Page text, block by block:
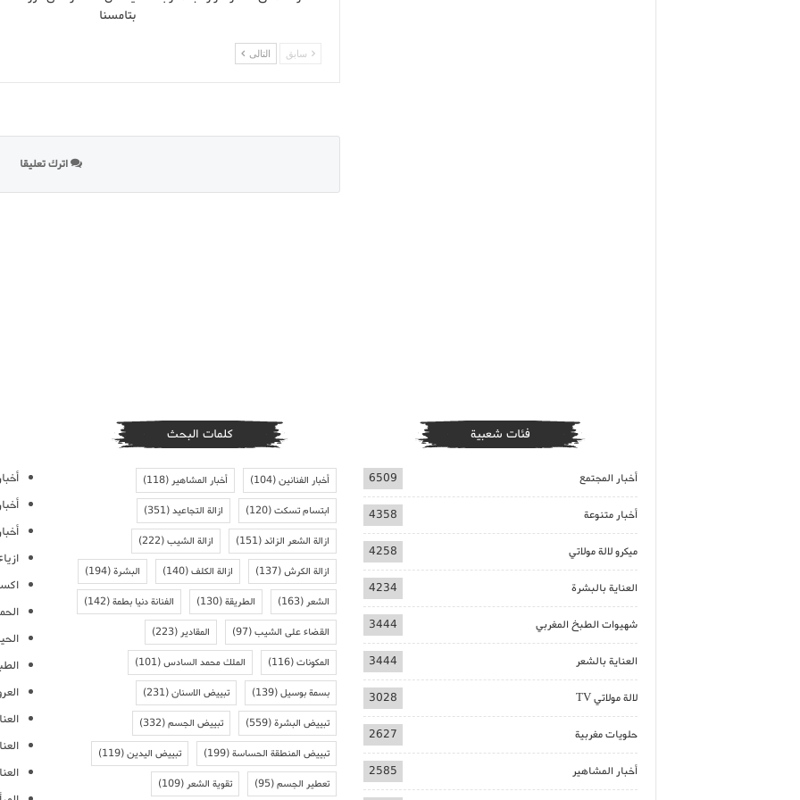
بتامسنا
سابق التالى
اترك تعليقا
فئات شعبية
أخبار المجتمع 6509
أخبار متنوعة 4358
ميكرو لالة مولاتي 4258
العناية بالبشرة 4234
شهيوات الطبخ المغربي 3444
العناية بالشعر 3444
لالة مولاتي TV 3028
حلويات مغربية 2627
أخبار المشاهير 2585
كلمات البحث
أخبار الفنانين(104) أخبار المشاهير(118)
ابتسام تسكت(120) ازالة التجاعيد(351)
ازالة الشعر الزائد(151) ازالة الشيب(222)
ازالة الكرش(137) ازالة الكلف(140) البشرة(194)
الشعر(163) الطريقة(130) الفنانة دنيا بطمة(142)
القضاء على الشيب(97) المقادير(223)
المكونات(116) الملك محمد السادس(101)
بسمة بوسيل(139) تبييض الاسنان(231)
تبييض البشرة(559) تبييض الجسم(332)
تبييض المنطقة الحساسة(199) تبييض اليدين(119)
تعطير الجسم(95) تقوية الشعر(109)